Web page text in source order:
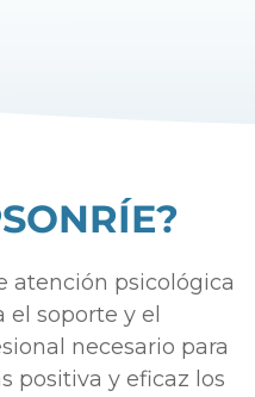
atención psicológica
soporte y el
necesario para
positiva y eficaz los